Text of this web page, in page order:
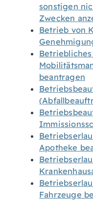
sonstigen
Zwecken
Betrieb von
beantragen
Apotheke
Fahrzeuge